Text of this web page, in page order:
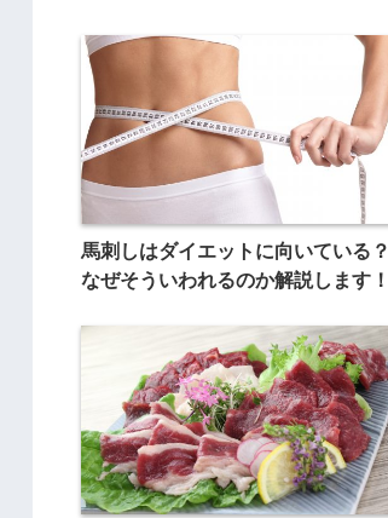
馬刺しはダイエットに向いている？
なぜそういわれるのか解説します！